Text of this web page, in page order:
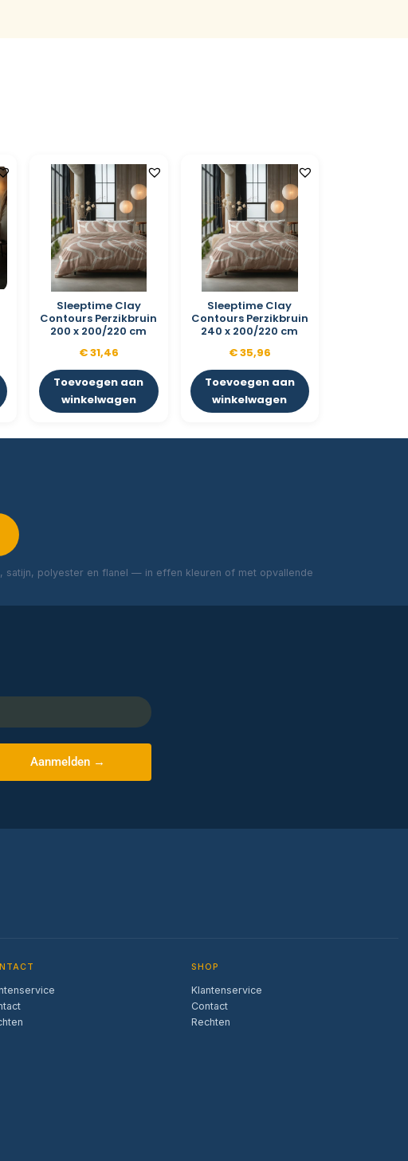
Sleeptime Clay
Contours Perzikbruin
200 x 200/220 cm
€31,46
Toevoegen aan
winkelwagen
Sleeptime Clay
Contours Perzikbruin
240 x 200/220 cm
€35,96
Toevoegen aan
winkelwagen
satijn, polyester en flanel — in effen kleuren of met opvallende
Aanmelden →
SHOP
Klantenservice
Contact
Rechten